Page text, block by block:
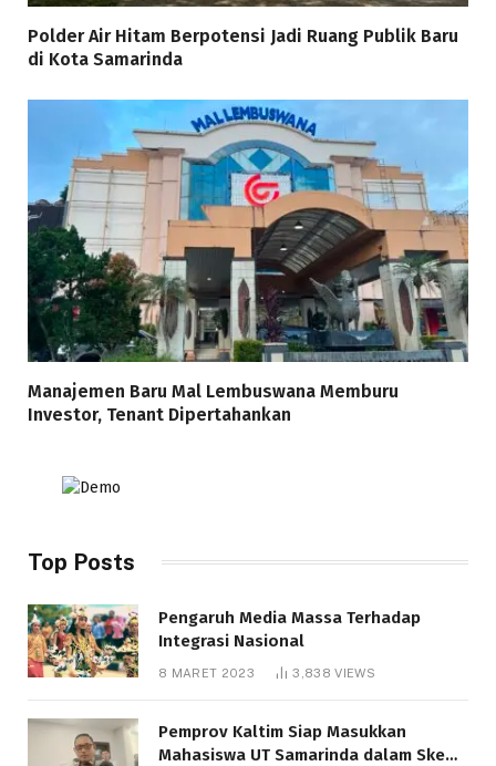
Polder Air Hitam Berpotensi Jadi Ruang Publik Baru
di Kota Samarinda
Manajemen Baru Mal Lembuswana Memburu
Investor, Tenant Dipertahankan
Top Posts
Pengaruh Media Massa Terhadap
Integrasi Nasional
8 MARET 2023 3,838VIEWS
Pemprov Kaltim Siap Masukkan
Mahasiswa UT Samarinda dalam Skema